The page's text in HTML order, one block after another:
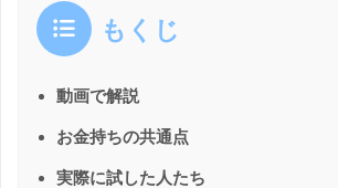
もくじ
動画で解説
お金持ちの共通点
実際に試した人たち